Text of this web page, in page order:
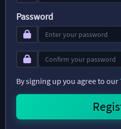
Password
By signing up you agree to our